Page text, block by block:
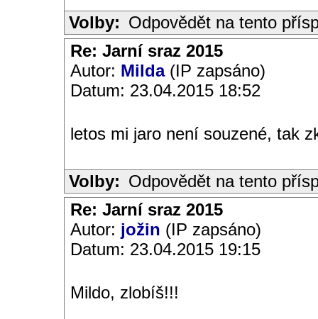
Volby: Odpovědět na tento
Re: Jarní sraz 2015
Autor: Milda(IP zapsáno)
Datum: 23.04.2015 18:52
letos mi jaro není souzené, tak
Volby: Odpovědět na tento
Re: Jarní sraz 2015
Autor: jožin (IP zapsáno)
Datum: 23.04.2015 19:15
Mildo, zlobíš!!!